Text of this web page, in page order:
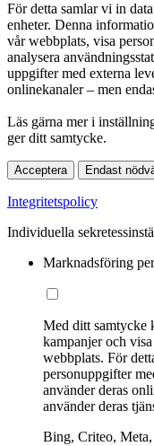
För detta samlar vi in
enheter. Denna
vår webbplats, visa
analysera
uppgifter med externa
onlinekanaler – men
Läs gärna mer i
ger ditt samtycke.
Acceptera Endast
Integritetspolicy
Individuella
Marknadsföring
Med ditt samtycke
kampanjer och
webbplats. För
personuppgifter
använder deras
använder deras
Bing, Criteo,